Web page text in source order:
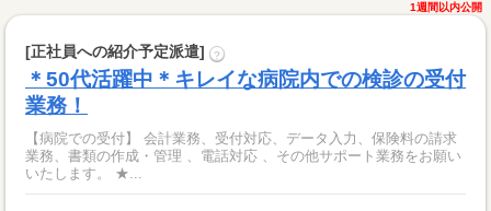
1週間以内公開
[正社員への紹介予定派遣] ?
＊50代活躍中＊キレイな病院内での検診の受付
業務！
【病院での受付】 会計業務、受付対応、データ入力、保険料の請求
業務、書類の作成・管理 、電話対応 、その他サポート業務をお願い
いたします。 ★...